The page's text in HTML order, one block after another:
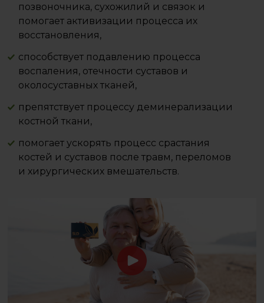
позвоночника, сухожилий и связок и
помогает активизации процесса их
восстановления,
способствует подавлению процесса
воспаления, отечности суставов и
околосуставных тканей,
препятствует процессу деминерализации
костной ткани,
помогает ускорять процесс срастания
костей и суставов после травм, переломов
и хирургических вмешательств.